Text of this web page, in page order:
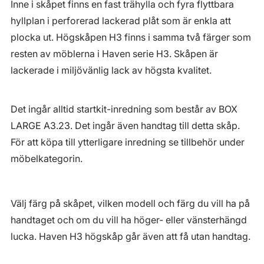
Inne i skåpet finns en fast trähylla och fyra flyttbara
hyllplan i perforerad lackerad plåt som är enkla att
plocka ut. Högskåpen H3 finns i samma två färger som
resten av möblerna i Haven serie H3. Skåpen är
lackerade i miljövänlig lack av högsta kvalitet.
Det ingår alltid startkit-inredning som består av BOX
LARGE A3.23. Det ingår även handtag till detta skåp.
För att köpa till ytterligare inredning se tillbehör under
möbelkategorin.
Välj färg på skåpet, vilken modell och färg du vill ha på
handtaget och om du vill ha höger- eller vänsterhängd
lucka. Haven H3 högskåp går även att få utan handtag.